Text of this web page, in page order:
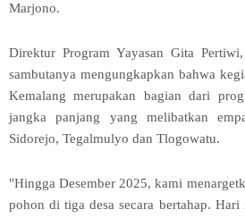
Marjono.
Direktur Program Yayasan Gita
sambutanya mengungkapkan bahwa
Kemalang merupakan bagian dari
jangka panjang yang melibatkan
Sidorejo, Tegalmulyo dan Tlogowatu.
"Hingga Desember 2025, kami
pohon di tiga desa secara bertahap.